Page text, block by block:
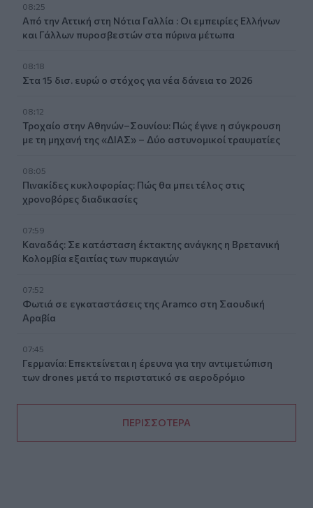
08:25
Από την Αττική στη Νότια Γαλλία : Οι εμπειρίες Ελλήνων
και Γάλλων πυροσβεστών στα πύρινα μέτωπα
08:18
Στα 15 δισ. ευρώ ο στόχος για νέα δάνεια το 2026
08:12
Τροχαίο στην Αθηνών–Σουνίου: Πώς έγινε η σύγκρουση
με τη μηχανή της «ΔΙΑΣ» – Δύο αστυνομικοί τραυματίες
08:05
Πινακίδες κυκλοφορίας: Πώς θα μπει τέλος στις
χρονοβόρες διαδικασίες
07:59
Καναδάς: Σε κατάσταση έκτακτης ανάγκης η Βρετανική
Κολομβία εξαιτίας των πυρκαγιών
07:52
Φωτιά σε εγκαταστάσεις της Aramco στη Σαουδική
Αραβία
07:45
Γερμανία: Επεκτείνεται η έρευνα για την αντιμετώπιση
των drones μετά το περιστατικό σε αεροδρόμιο
ΠΕΡΙΣΣΟΤΕΡΑ